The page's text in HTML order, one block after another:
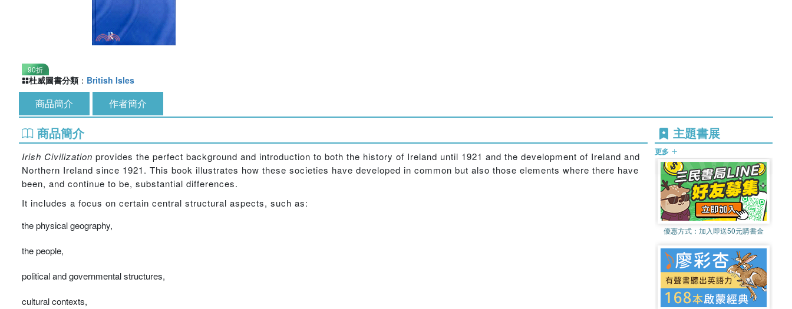
90折
杜威圖書分類 ： British Isles
商品簡介 作者簡介
商品簡介
Irish Civilization provides the perfect background and introduction to both the history of Ireland until 1921 and the development of Ireland and
Northern Ireland since 1921. This book illustrates how these societies have developed in common but also those elements where there have
been, and continue to be, substantial differences.
It includes a focus on certain central structural aspects, such as:
the physical geography,
the people,
political and governmental structures,
cultural contexts,
主題書展
更多
優惠方式： 加入即送50元購書金